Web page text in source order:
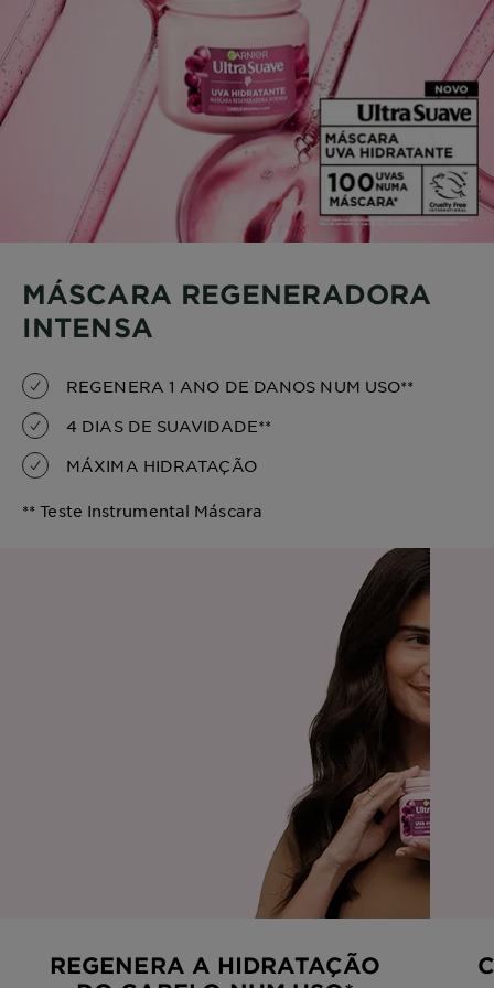
MÁSCARA REGENERADORA
INTENSA
REGENERA 1 ANO DE DANOS NUM USO**
4 DIAS DE SUAVIDADE**
MÁXIMA HIDRATAÇÃO
** Teste Instrumental Máscara
REGENERA A HIDRATAÇÃO